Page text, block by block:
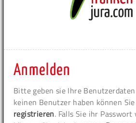
Anmelden
Bitte geben sie Ihre
keinen Benutzer haben können
registrieren. Falls Sie ihr Passwort